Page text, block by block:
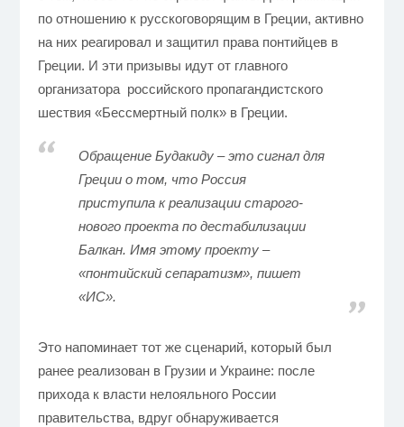
по отношению к русскоговорящим в Греции, активно
на них реагировал и защитил права понтийцев в
Греции. И эти призывы идут от главного
организатора российского пропагандистского
шествия «Бессмертный полк» в Греции.
Обращение Будакиду – это сигнал для
Греции о том, что Россия
приступила к реализации старого-
нового проекта по дестабилизации
Балкан. Имя этому проекту –
«понтийский сепаратизм», пишет
«ИС».
Это напоминает тот же сценарий, который был
ранее реализован в Грузии и Украине: после
прихода к власти нелояльного России
правительства, вдруг обнаруживается